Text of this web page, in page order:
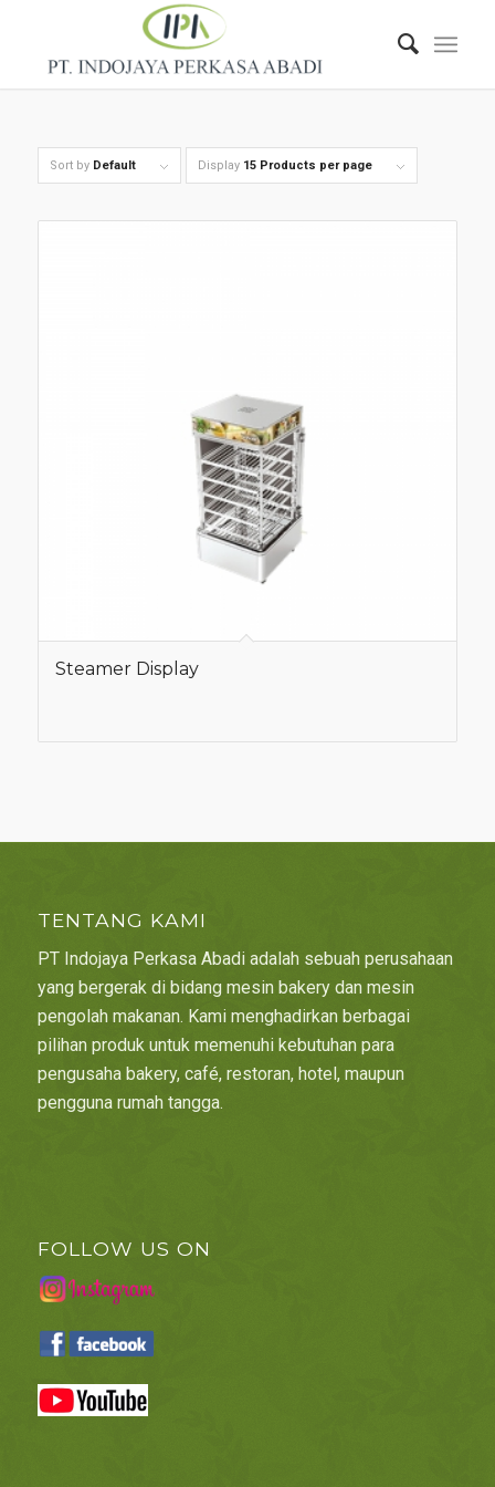
Sort by Default Display 15 Products per page
Steamer Display
TENTANG KAMI
PT Indojaya Perkasa Abadi adalah sebuah perusahaan
yang bergerak di bidang mesin bakery dan mesin
pengolah makanan. Kami menghadirkan berbagai
pilihan produk untuk memenuhi kebutuhan para
pengusaha bakery, café, restoran, hotel, maupun
pengguna rumah tangga.
FOLLOW US ON